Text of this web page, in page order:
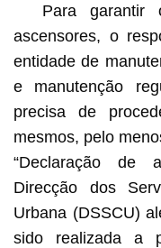
Para garantir
ascensores, o
entidade de
e manutenção
precisa de
mesmos, pelo
“Declaração de
Direcção dos
Urbana (DSSCU)
sido realizada a